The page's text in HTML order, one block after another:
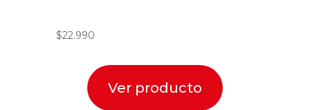
$22.990
Ver producto